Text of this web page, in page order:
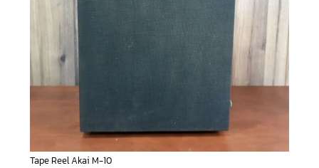
Tape Reel Akai M-10